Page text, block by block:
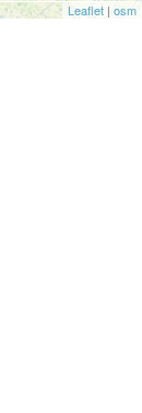
Leaflet | osm